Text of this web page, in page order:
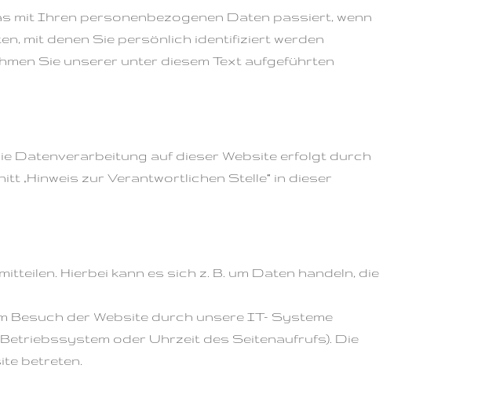
mit Ihren personenbezogenen Daten passiert, wenn
mit denen Sie persönlich identifiziert werden
Sie unserer unter diesem Text aufgeführten
Datenverarbeitung auf dieser Website erfolgt durch
„Hinweis zur Verantwortlichen Stelle“ in dieser
Hierbei kann es sich z. B. um Daten handeln, die
Besuch der Website durch unsere IT- Systeme
oder Uhrzeit des Seitenaufrufs). Die
betreten.